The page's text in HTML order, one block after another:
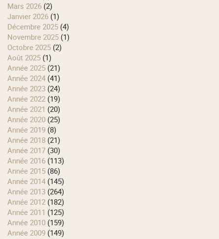
mars 2026 (2)
janvier 2026 (1)
décembre 2025 (4)
novembre 2025 (1)
octobre 2025 (2)
août 2025 (1)
année 2025 (21)
année 2024 (41)
année 2023 (24)
année 2022 (19)
année 2021 (20)
année 2020 (25)
année 2019 (8)
année 2018 (21)
année 2017 (30)
année 2016 (113)
année 2015 (86)
année 2014 (145)
année 2013 (264)
année 2012 (182)
année 2011 (125)
année 2010 (159)
année 2009 (149)